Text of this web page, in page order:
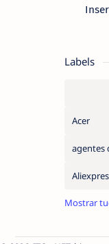
Labels
Acer
agentes